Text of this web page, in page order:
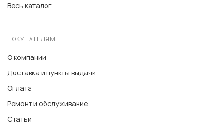
Весь каталог
ПОКУПАТЕЛЯМ
О компании
Доставка и пункты выдачи
Оплата
Ремонт и обслуживание
Статьи